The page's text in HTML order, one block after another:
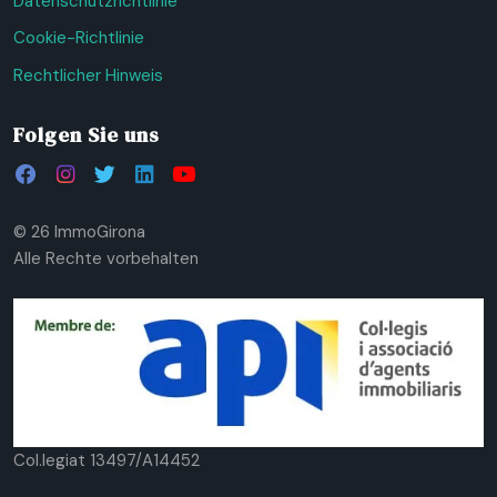
Cookie-Richtlinie
Rechtlicher Hinweis
Folgen Sie uns
© 26 ImmoGirona
Alle Rechte vorbehalten
Col.legiat 13497/A14452